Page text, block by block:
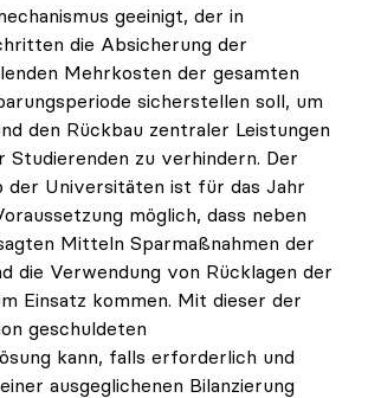
geeinigt, der in
die Absicherung der
Mehrkosten der gesamten
sicherstellen soll, um
den Rückbau zentraler Leistungen
Studierenden zu verhindern. Der
der Universitäten ist für das Jahr
möglich, dass neben
Mitteln Sparmaßnahmen der
die Verwendung von Rücklagen der
Einsatz kommen. Mit dieser der
geschuldeten
kann, falls erforderlich und
ausgeglichenen Bilanzierung